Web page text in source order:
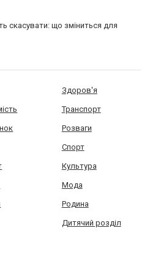
скасувати: що зміниться для
Здоров'я
Транспорт
Розваги
Спорт
Культура
Мода
Родина
Дитячий розділ